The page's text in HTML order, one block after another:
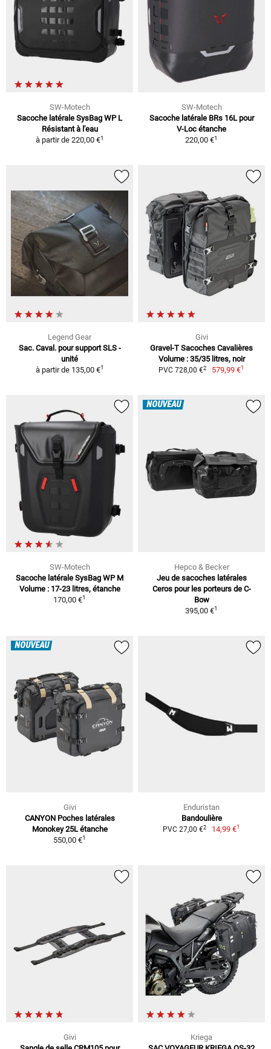
SW-Motech
Sacoche latérale SysBag WP L
Résistant à l'eau
à partir de 220,00 €1
SW-Motech
Sacoche latérale BRs 16L pour
V-Loc étanche
220,00 €1
Legend Gear
Sac. Caval. pour support SLS -
unité
à partir de 135,00 €1
Givi
Gravel-T Sacoches Cavalières
Volume : 35/35 litres, noir
PVC 728,00 €2 579,99 €1
SW-Motech
Sacoche latérale SysBag WP M
Volume : 17-23 litres, étanche
170,00 €1
NOUVEAU
Hepco & Becker
Jeu de sacoches latérales
Ceros pour les porteurs de C-
Bow
395,00 €1
NOUVEAU
Givi
CANYON Poches latérales
Monokey 25L étanche
550,00 €1
Enduristan
Bandoulière
PVC 27,00 €2 14,99 €1
Givi
Kriega